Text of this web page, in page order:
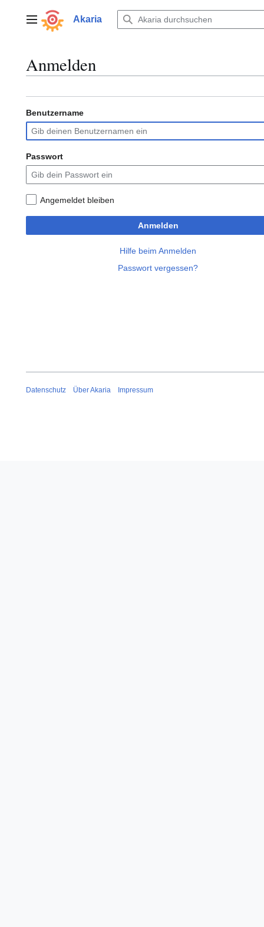
springenHauptmenüAkaria
Anmelden
Benutzername
Passwort
Angemeldet bleiben
Anmelden
Hilfe beim Anmelden
Passwort vergessen?
Datenschutz Über Akaria Impressum